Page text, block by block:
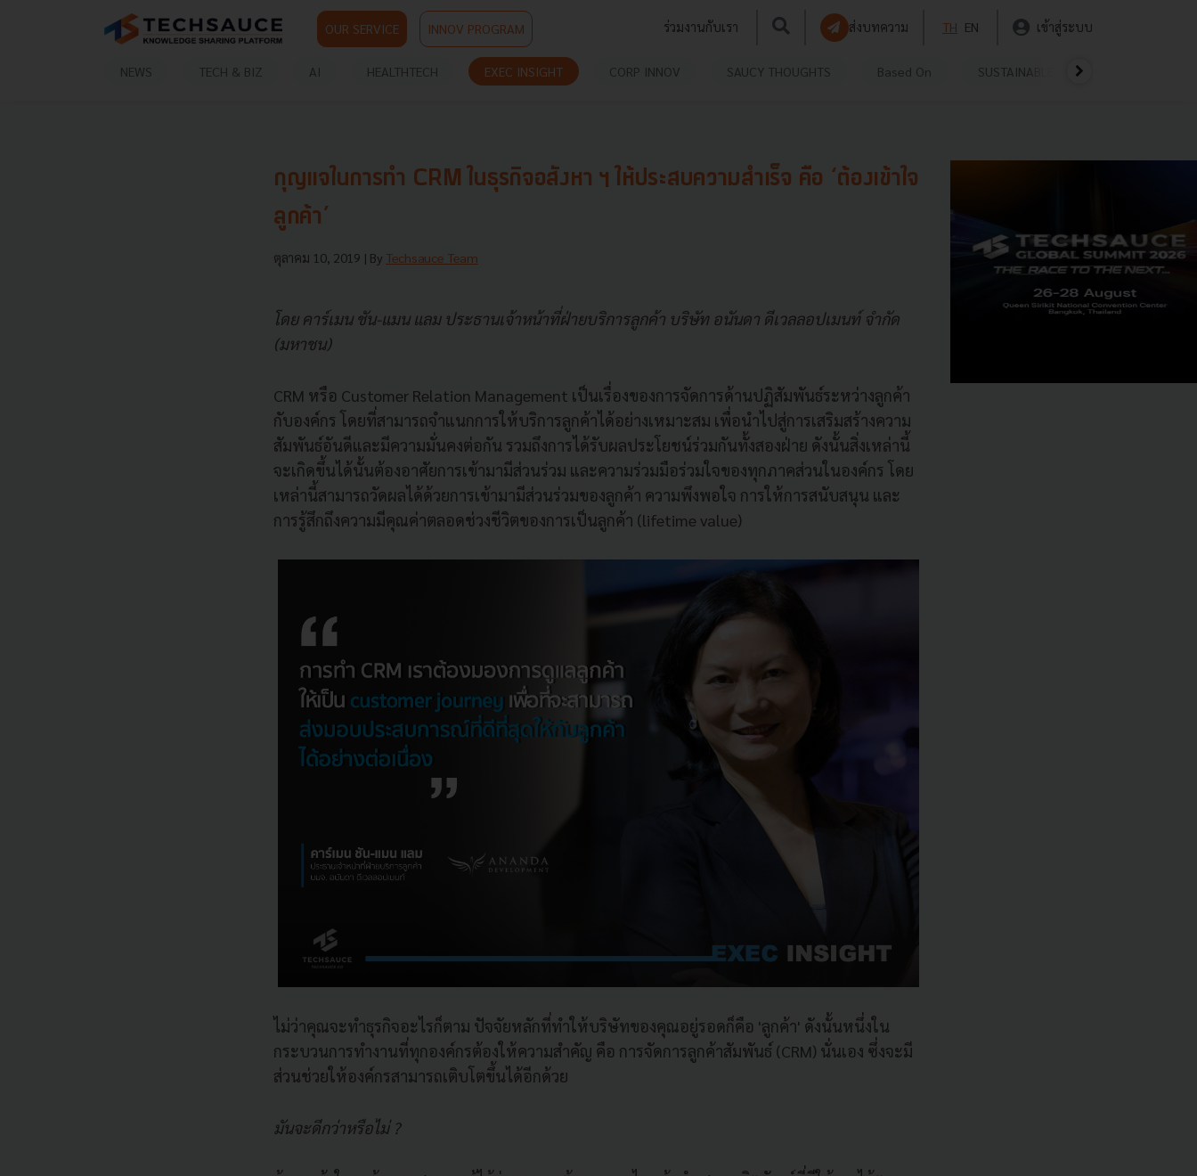
OUR SERVICE INNOV PROGRAM ร่วมงานกับเรา ส่งบทความ TH EN เข้าสู่ระบบ
NEWS TECH & BIZ AI HEALTHTECH EXEC INSIGHT CORP INNOV SAUCY THOUGHTS Based On SUSTAINABLE
กุญแจในการทำ CRM ในธุรกิจอสังหา ฯ ให้ประสบความสำเร็จ คือ ‘ต้องเข้าใจ
ลูกค้า’
ตุลาคม 10, 2019 | By Techsauce Team
โดย คาร์เมน ชัน-แมน แลม ประธานเจ้าหน้าที่ฝ่ายบริการลูกค้า บริษัท อนันดา ดีเวลลอปเมนท์ จำกัด
(มหาชน)
CRM หรือ Customer Relation Management เป็นเรื่องของการจัดการด้านปฏิสัมพันธ์ระหว่างลูกค้า
กับองค์กร โดยที่สามารถจำแนกการให้บริการลูกค้าได้อย่างเหมาะสม เพื่อนำไปสู่การเสริมสร้างความ
สัมพันธ์อันดีและมีความมั่นคงต่อกัน รวมถึงการได้รับผลประโยชน์ร่วมกันทั้งสองฝ่าย ดังนั้นสิ่งเหล่านี้
จะเกิดขึ้นได้นั้นต้องอาศัยการเข้ามามีส่วนร่วม และความร่วมมือร่วมใจของทุกภาคส่วนในองค์กร โดย
เหล่านี้สามารถวัดผลได้ด้วยการเข้ามามีส่วนร่วมของลูกค้า ความพึงพอใจ การให้การสนับสนุน และ
การรู้สึกถึงความมีคุณค่าตลอดช่วงชีวิตของการเป็นลูกค้า (lifetime value)
ไม่ว่าคุณจะทำธุรกิจอะไรก็ตาม ปัจจัยหลักที่ทำให้บริษัทของคุณอยู่รอดก็คือ 'ลูกค้า' ดังนั้นหนึ่งใน
กระบวนการทำงานที่ทุกองค์กรต้องให้ความสำคัญ คือ การจัดการลูกค้าสัมพันธ์ (CRM) นั่นเอง ซึ่งจะมี
ส่วนช่วยให้องค์กรสามารถเติบโตขึ้นได้อีกด้วย
มันจะดีกว่าหรือไม่ ?